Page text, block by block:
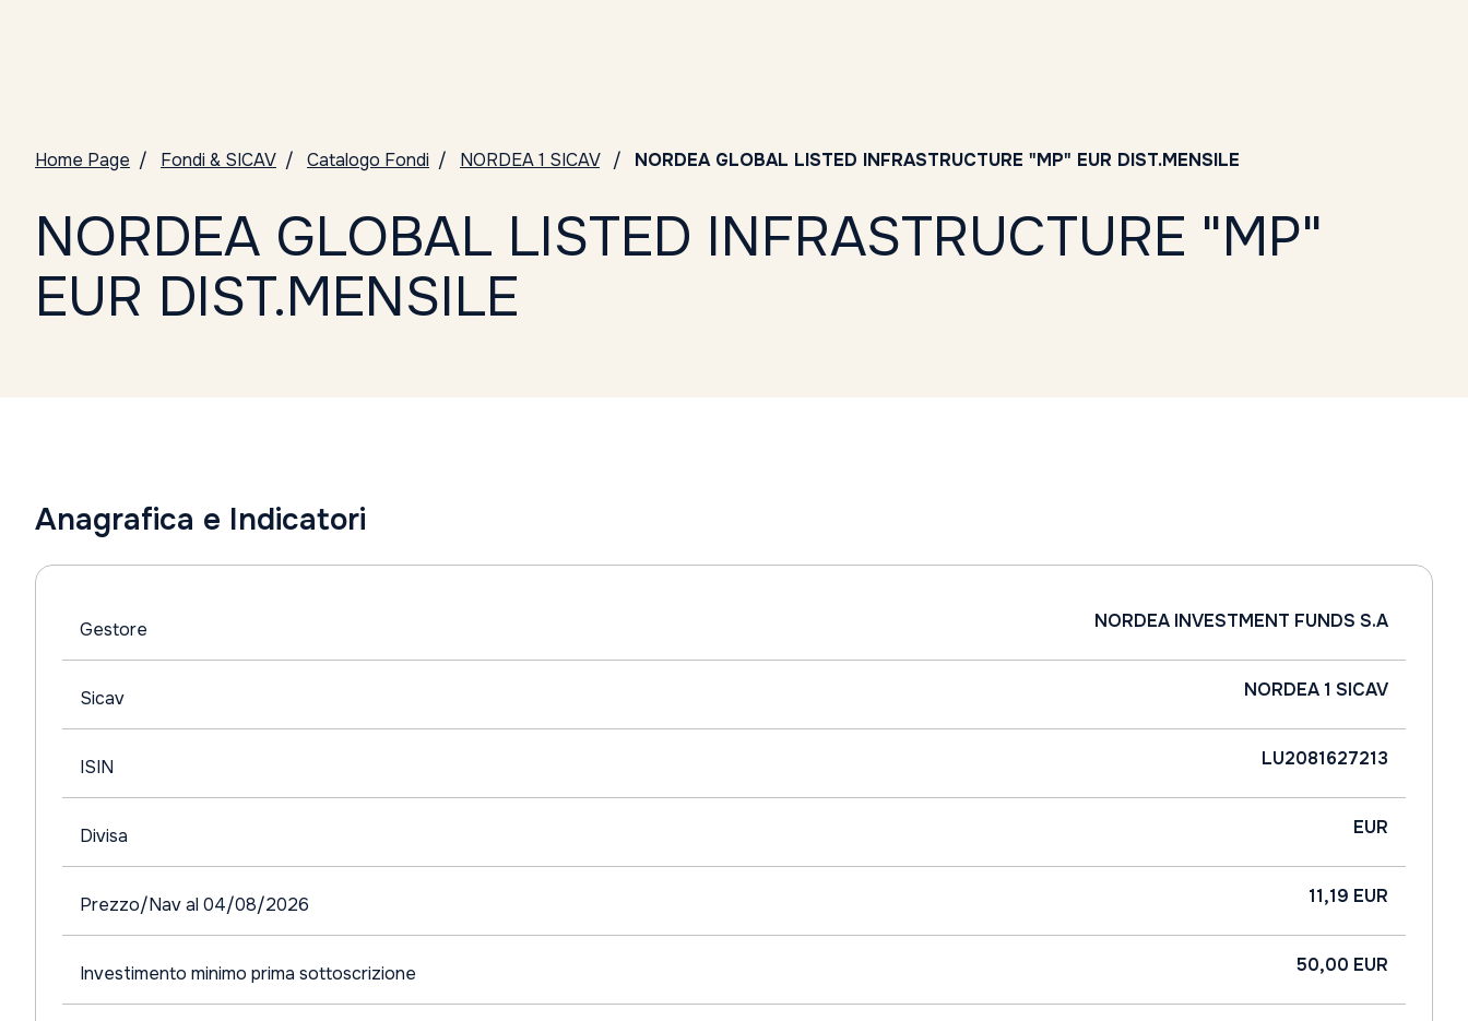
Home Page Fondi & SICAV Catalogo Fondi NORDEA 1 SICAV NORDEA GLOBAL LISTED INFRASTRUCTURE "MP" EUR DIST.MENSILE
NORDEA GLOBAL LISTED INFRASTRUCTURE "MP"
EUR DIST.MENSILE
Anagrafica e Indicatori
Gestore NORDEA INVESTMENT FUNDS S.A
Sicav NORDEA 1 SICAV
ISIN LU2081627213
Divisa EUR
Prezzo/Nav al 04/08/2026 11,19 EUR
Investimento minimo prima sottoscrizione 50,00 EUR